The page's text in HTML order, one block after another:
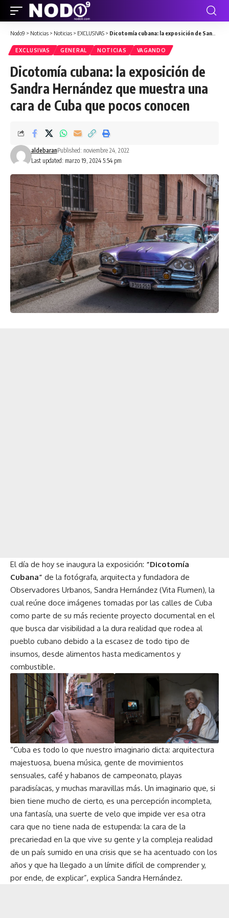
Nodo9 > Noticias > Noticias > EXCLUSIVAS > Dicotomía cubana: la exposición de Sandra Hernández
EXCLUSIVAS GENERAL NOTICIAS VAGANDO
Dicotomía cubana: la exposición de
Sandra Hernández que muestra una
cara de Cuba que pocos conocen
Last updated: marzo 19, 2024 5:54 pm
aldebaranPublished: noviembre 24, 2022
El día de hoy se inaugura la exposición: “Dicotomía
Cubana” de la fotógrafa, arquitecta y fundadora de
Observadores Urbanos, Sandra Hernández (Vita Flumen), la
cual reúne doce imágenes tomadas por las calles de Cuba
como parte de su más reciente proyecto documental en el
que busca dar visibilidad a la dura realidad que rodea al
pueblo cubano debido a la escasez de todo tipo de
insumos, desde alimentos hasta medicamentos y
combustible.
“Cuba es todo lo que nuestro imaginario dicta: arquitectura
majestuosa, buena música, gente de movimientos
sensuales, café y habanos de campeonato, playas
paradisíacas, y muchas maravillas más. Un imaginario que, si
bien tiene mucho de cierto, es una percepción incompleta,
una fantasía, una suerte de velo que impide ver esa otra
cara que no tiene nada de estupenda: la cara de la
precariedad en la que vive su gente y la compleja realidad
de un país sumido en una crisis que se ha acentuado con los
años y que ha llegado a un límite difícil de comprender y,
por ende, de explicar”, explica Sandra Hernández.